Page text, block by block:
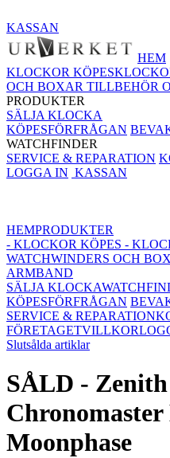
KASSAN
HEM
KLOCKOR KÖPES
OCH BOXAR TILLBEHÖR
PRODUKTER
SÄLJA KLOCKA
KÖPESFÖRFRÅGAN
WATCHFINDER
SERVICE & REPARATION
LOGGA IN KASSAN
HEMPRODUKTER
- KLOCKOR KÖPES -
WATCHWINDERS OCH
ARMBAND
SÄLJA KLOCKA
KÖPESFÖRFRÅGAN
SERVICE & REPARATION
FÖRETAGETVILLKOR
Slutsålda artiklar
SÅLD -
Chronomaster
Moonphase